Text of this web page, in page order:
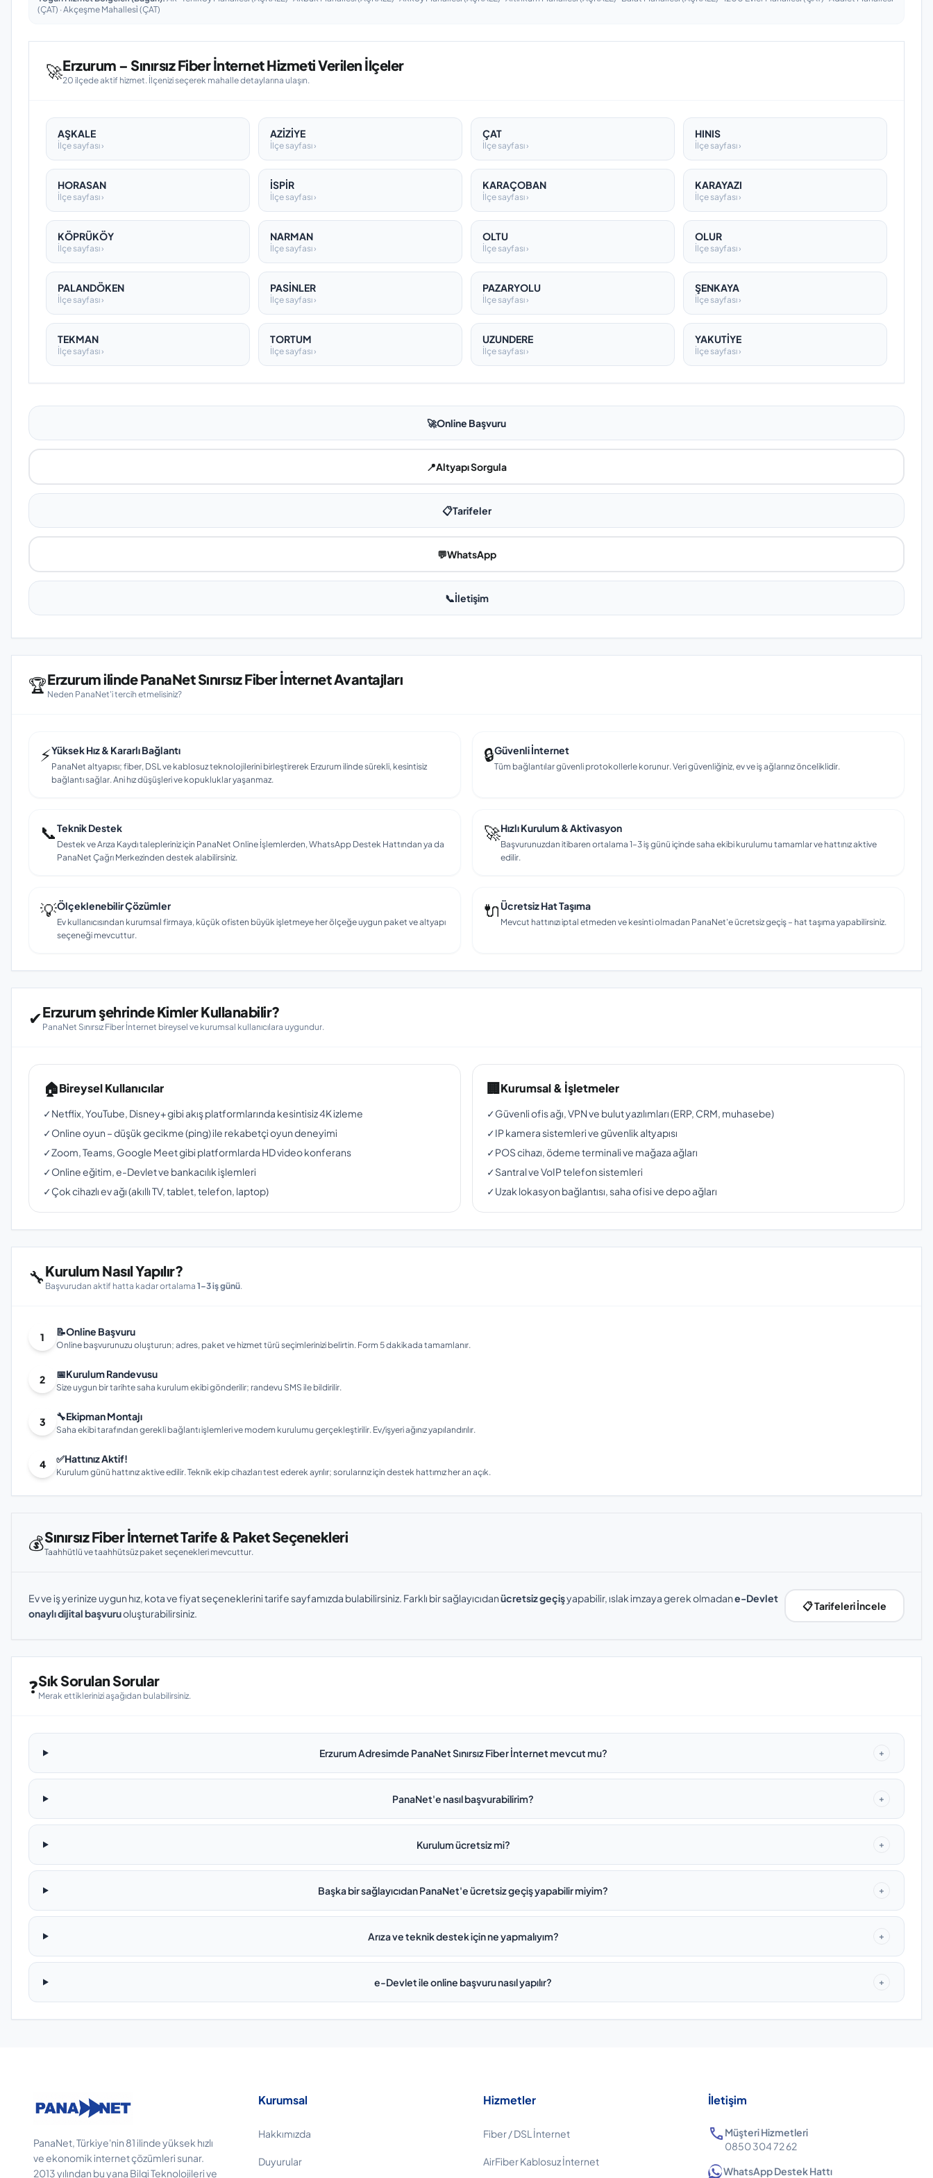
(ÇAT) · Akçeşme Mahallesi̇ (ÇAT)
🚀Erzurum – Sınırsız Fiber İnternet Hizmeti Verilen İlçeler
20 ilçede aktif hizmet. İlçenizi seçerek mahalle detaylarına ulaşın.
AŞKALE
İlçe sayfası ›
AZİZİYE
İlçe sayfası ›
ÇAT
İlçe sayfası ›
HINIS
İlçe sayfası ›
HORASAN
İlçe sayfası ›
İSPİR
İlçe sayfası ›
KARAÇOBAN
İlçe sayfası ›
KARAYAZI
İlçe sayfası ›
KÖPRÜKÖY
İlçe sayfası ›
NARMAN
İlçe sayfası ›
OLTU
İlçe sayfası ›
OLUR
İlçe sayfası ›
PALANDÖKEN
İlçe sayfası ›
PASİNLER
İlçe sayfası ›
PAZARYOLU
İlçe sayfası ›
ŞENKAYA
İlçe sayfası ›
TEKMAN
İlçe sayfası ›
TORTUM
İlçe sayfası ›
UZUNDERE
İlçe sayfası ›
YAKUTİYE
İlçe sayfası ›
🚀Online Başvuru
📍Altyapı Sorgula
📋Tarifeler
💬WhatsApp
📞İletişim
🏆Erzurum ilinde PanaNet Sınırsız Fiber İnternet Avantajları
Neden PanaNet'i tercih etmelisiniz?
⚡Yüksek Hız & Kararlı Bağlantı
PanaNet altyapısı; fiber, DSL ve kablosuz teknolojilerini birleştirerek Erzurum ilinde sürekli, kesintisiz
bağlantı sağlar. Ani hız düşüşleri ve kopukluklar yaşanmaz.
🔒Güvenli İnternet
Tüm bağlantılar güvenli protokollerle korunur. Veri güvenliğiniz, ev ve iş ağlarınız önceliklidir.
📞Teknik Destek
Destek ve Arıza Kaydı talepleriniz için PanaNet Online İşlemlerden, WhatsApp Destek Hattından ya da
PanaNet Çağrı Merkezinden destek alabilirsiniz.
🚀Hızlı Kurulum & Aktivasyon
Başvurunuzdan itibaren ortalama 1–3 iş günü içinde saha ekibi kurulumu tamamlar ve hattınız aktive
edilir.
💡Ölçeklenebilir Çözümler
Ev kullanıcısından kurumsal firmaya, küçük ofisten büyük işletmeye her ölçeğe uygun paket ve altyapı
seçeneği mevcuttur.
🔌Ücretsiz Hat Taşıma
Mevcut hattınızı iptal etmeden ve kesinti olmadan PanaNet'e ücretsiz geçiş – hat taşıma yapabilirsiniz.
✔Erzurum şehrinde Kimler Kullanabilir?
PanaNet Sınırsız Fiber İnternet bireysel ve kurumsal kullanıcılara uygundur.
🏠Bireysel Kullanıcılar
✓Netflix, YouTube, Disney+ gibi akış platformlarında kesintisiz 4K izleme
✓Online oyun – düşük gecikme (ping) ile rekabetçi oyun deneyimi
✓Zoom, Teams, Google Meet gibi platformlarda HD video konferans
✓Online eğitim, e-Devlet ve bankacılık işlemleri
✓Çok cihazlı ev ağı (akıllı TV, tablet, telefon, laptop)
🏢Kurumsal & İşletmeler
✓Güvenli ofis ağı, VPN ve bulut yazılımları (ERP, CRM, muhasebe)
✓IP kamera sistemleri ve güvenlik altyapısı
✓POS cihazı, ödeme terminali ve mağaza ağları
✓Santral ve VoIP telefon sistemleri
✓Uzak lokasyon bağlantısı, saha ofisi ve depo ağları
🔧Kurulum Nasıl Yapılır?
Başvurudan aktif hatta kadar ortalama 1–3 iş günü.
1 📝Online Başvuru
Online başvurunuzu oluşturun; adres, paket ve hizmet türü seçimlerinizi belirtin. Form 5 dakikada tamamlanır.
2 📅Kurulum Randevusu
Size uygun bir tarihte saha kurulum ekibi gönderilir; randevu SMS ile bildirilir.
3 🔧Ekipman Montajı
Saha ekibi tarafından gerekli bağlantı işlemleri ve modem kurulumu gerçekleştirilir. Ev/işyeri ağınız yapılandırılır.
4 ✅Hattınız Aktif!
Kurulum günü hattınız aktive edilir. Teknik ekip cihazları test ederek ayrılır; sorularınız için destek hattımız her an açık.
💰Sınırsız Fiber İnternet Tarife & Paket Seçenekleri
Taahhütlü ve taahhütsüz paket seçenekleri mevcuttur.
Ev ve iş yerinize uygun hız, kota ve fiyat seçeneklerini tarife sayfamızda bulabilirsiniz. Farklı bir sağlayıcıdanücretsiz geçişyapabilir, ıslak imzaya gerek olmadane-Devlet
onaylı dijital başvuruoluşturabilirsiniz.
📋 Tarifeleri İncele
❓Sık Sorulan Sorular
Merak ettiklerinizi aşağıdan bulabilirsiniz.
Erzurum Adresimde PanaNet Sınırsız Fiber İnternet mevcut mu? +
PanaNet'e nasıl başvurabilirim? +
Kurulum ücretsiz mi? +
Başka bir sağlayıcıdan PanaNet'e ücretsiz geçiş yapabilir miyim? +
Arıza ve teknik destek için ne yapmalıyım? +
e-Devlet ile online başvuru nasıl yapılır? +
PanaNet, Türkiye'nin 81 ilinde yüksek hızlı
ve ekonomik internet çözümleri sunar.
2013 yılından bu yana Bilgi Teknolojileri ve
Kurumsal
Hakkımızda
Duyurular
Hizmetler
Fiber / DSL İnternet
AirFiber Kablosuz İnternet
İletişim
call Müşteri Hizmetleri
0850 304 72 62
WhatsApp Destek Hattı